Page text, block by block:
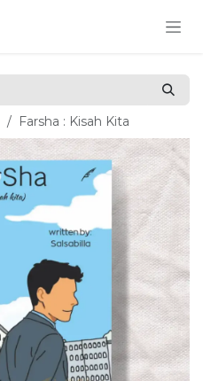
Farsha : Kisah Kita